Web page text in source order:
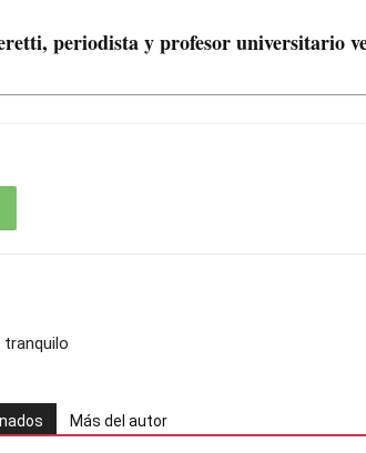
periodista y profesor universitario
Más del autor